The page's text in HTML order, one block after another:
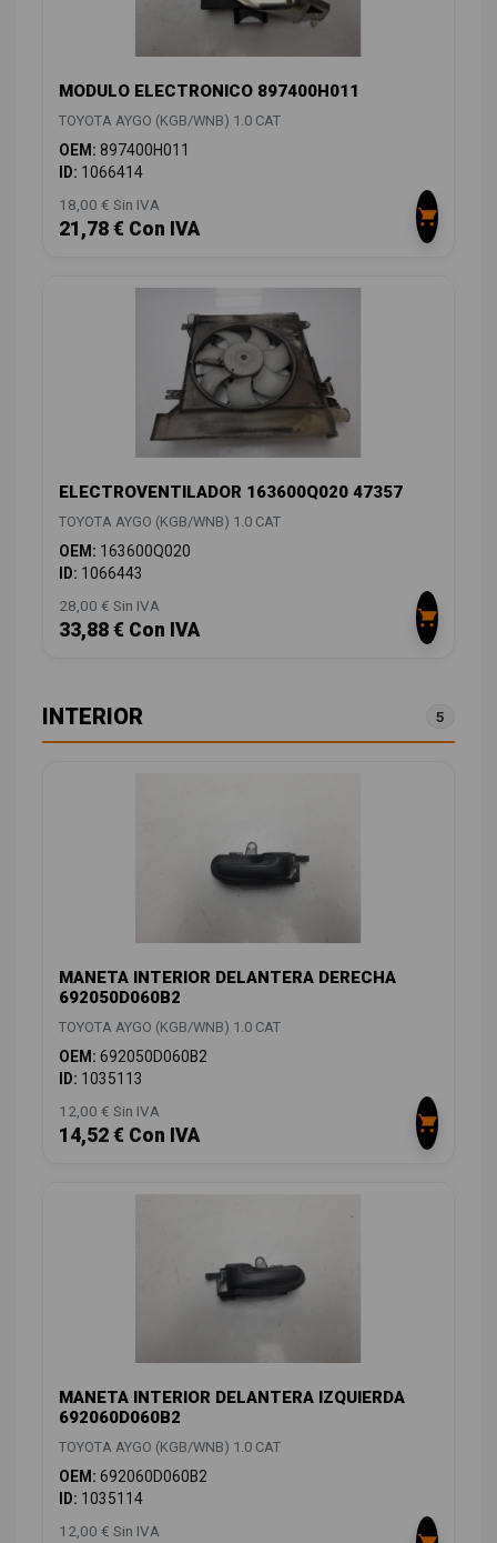
MODULO ELECTRONICO 897400H011
TOYOTA AYGO (KGB/WNB) 1.0 CAT
OEM: 897400H011
ID: 1066414
18,00 € Sin IVA
21,78 € Con IVA
ELECTROVENTILADOR 163600Q020 47357
TOYOTA AYGO (KGB/WNB) 1.0 CAT
OEM: 163600Q020
ID: 1066443
28,00 € Sin IVA
33,88 € Con IVA
INTERIOR 5
MANETA INTERIOR DELANTERA DERECHA
692050D060B2
TOYOTA AYGO (KGB/WNB) 1.0 CAT
OEM: 692050D060B2
ID: 1035113
12,00 € Sin IVA
14,52 € Con IVA
MANETA INTERIOR DELANTERA IZQUIERDA
692060D060B2
TOYOTA AYGO (KGB/WNB) 1.0 CAT
OEM: 692060D060B2
ID: 1035114
12,00 € Sin IVA